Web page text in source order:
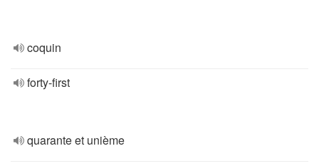
coquin
forty-first
quarante et unième